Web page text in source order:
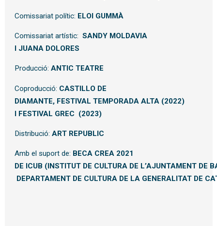
Comissariat polític: ELOI GUMMÀ
Comissariat artístic: SANDY MOLDAVIA
I JUANA DOLORES
Producció: ANTIC TEATRE
Coproducció: CASTILLO DE
DIAMANTE, FESTIVAL TEMPORADA ALTA (2022)
I FESTIVAL GREC (2023)
Distribució: ARTREPUBLIC
Amb el suport de: BECA CREA 2021
DE ICUB (INSTITUT DE CULTURA DE L’AJUNTAMENT DE
DEPARTAMENT DE CULTURA DE LA GENERALITAT DE